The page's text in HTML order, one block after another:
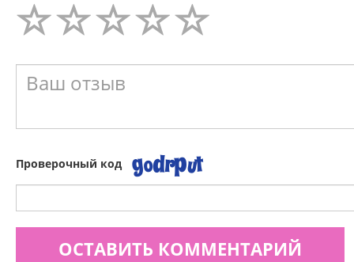
Проверочный код
ОСТАВИТЬ КОММЕНТАРИЙ